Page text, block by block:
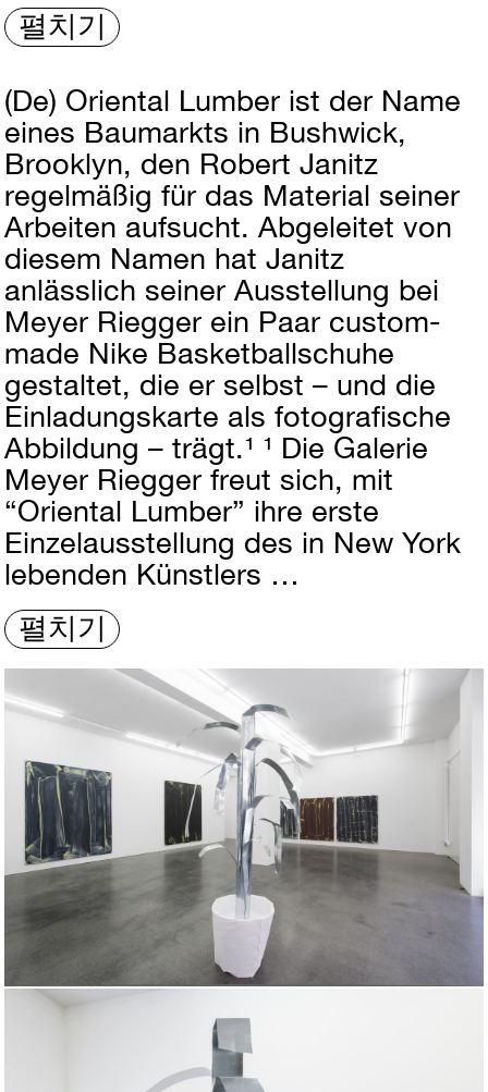
펼치기
(De) Oriental Lumber ist der Name
eines Baumarkts in Bushwick,
Brooklyn, den Robert Janitz
regelmäßig für das Material seiner
Arbeiten aufsucht. Abgeleitet von
diesem Namen hat Janitz
anlässlich seiner Ausstellung bei
Meyer Riegger ein Paar custom-
made Nike Basketballschuhe
gestaltet, die er selbst – und die
Einladungskarte als fotografische
Abbildung – trägt.¹ ¹ Die Galerie
Meyer Riegger freut sich, mit
“Oriental Lumber” ihre erste
Einzelausstellung des in New York
lebenden Künstlers …
펼치기